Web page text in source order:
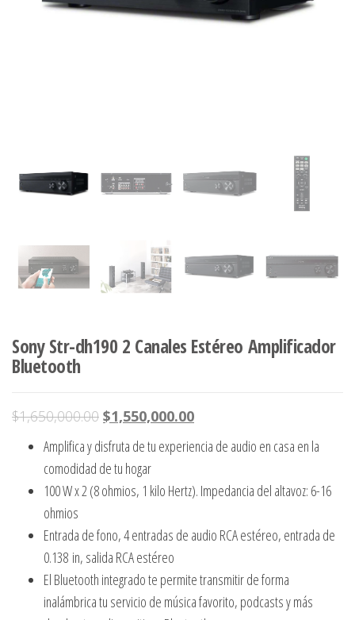
Sony Str-dh190 2 Canales Estéreo Amplificador
Bluetooth
$1,650,000.00 El
precio
original
era:
$1,650,000.00.
$1,550,000.00El
precio
es:
$1,550,000.00.
Amplifica y disfruta de tu experiencia de audio en casa en la
comodidad de tu hogar
100 W x 2 (8 ohmios, 1 kilo Hertz). Impedancia del altavoz: 6-16
ohmios
Entrada de fono, 4 entradas de audio RCA estéreo, entrada de
0.138 in, salida RCA estéreo
El Bluetooth integrado te permite transmitir de forma
inalámbrica tu servicio de música favorito, podcasts y más